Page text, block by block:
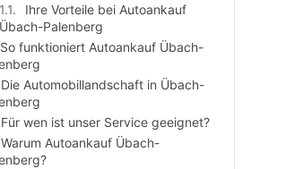
Ihre Vorteile bei Autoankauf
Übach-Palenberg
So funktioniert Autoankauf Übach-
Die Automobillandschaft in Übach-
Für wen ist unser Service geeignet?
Warum Autoankauf Übach-